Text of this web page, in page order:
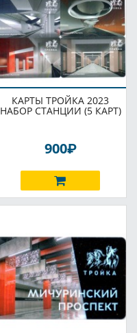
КАРТЫ ТРОЙКА 2023
НАБОР СТАНЦИИ (5 КАРТ)
900P